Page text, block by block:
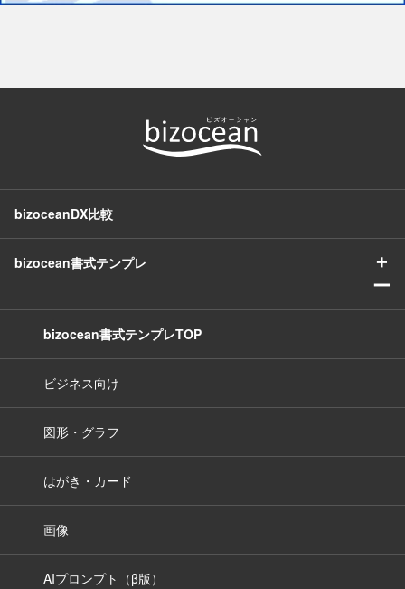
bizoceanDX比較
bizocean書式テンプレ
＋
ー
bizocean書式テンプレTOP
ビジネス向け
図形・グラフ
はがき・カード
画像
AIプロンプト（β版）